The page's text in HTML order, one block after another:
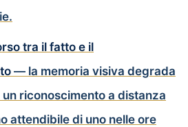
tra il fatto e il
— la memoria visiva degrada
riconoscimento a distanza
attendibile di uno nelle ore